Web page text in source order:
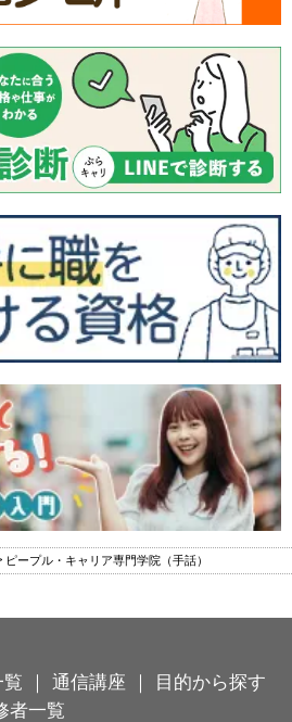
ピープル・キャリア専門学院（手話）
覧 通信講座
目的から探す
者一覧